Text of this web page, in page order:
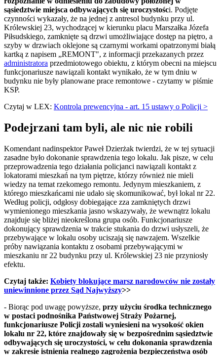
sąsiedztwie miejsca odbywających się uroczystości. Podjęte
czynności wykazały, że na jednej z antresol budynku przy ul.
Królewskiej 23, wychodzącej w kierunku placu Marszałka Józefa
Piłsudskiego, zamknięte są drzwi umożliwiające dostęp na piętro, a
szyby w drzwiach oklejone są czarnymi workami opatrzonymi białą
kartką z napisem „REMONT", z informacji przekazanych przez
administratora przedmiotowego obiektu, z którym obecni na miejscu
funkcjonariusze nawiązali kontakt wynikało, że w tym dniu w
budynku nie były planowane prace remontowe - czytamy w piśmie
KSP.
Czytaj w LEX: Kontrola prewencyjna - art. 15 ustawy o Policji >
Podejrzani tam byli, ale nic nie robili
Komendant nadinspektor Paweł Dzierżak twierdzi, że w tej sytuacji
zasadne było dokonanie sprawdzenia tego lokalu. Jak pisze, w celu
przeprowadzenia tego działania policjanci nawiązali kontakt z
lokatorami mieszkań na tym piętrze, którzy również nie mieli
wiedzy na temat rzekomego remontu. Jedynym mieszkaniem, z
którego mieszkańcami nie udało się skomunikować, był lokal nr 22.
Według policji, odgłosy dobiegające zza zamkniętych drzwi
wymienionego mieszkania jasno wskazywały, że wewnątrz lokalu
znajduje się bliżej nieokreślona grupa osób. Funkcjonariusze
dokonujący sprawdzenia w trakcie stukania do drzwi usłyszeli, że
przebywające w lokalu osoby uciszają się nawzajem. Wszelkie
próby nawiązania kontaktu z osobami przebywającymi w
mieszkaniu nr 22 budynku przy ul. Królewskiej 23 nie przyniosły
efektu.
Czytaj także: Kobiety blokujące marsz narodowców nie zostały
uniewinnione przez Sąd Najwyższy>>
- Biorąc pod uwagę powyższe, przy użyciu środka technicznego
w postaci podnośnika Państwowej Straży Pożarnej,
funkcjonariusze Policji zostali wyniesieni na wysokość okien
lokalu nr 22, które znajdowały się w bezpośrednim sąsiedztwie
odbywających się uroczystości, w celu dokonania sprawdzenia
w zakresie istnienia realnego zagrożenia bezpieczeństwa osób